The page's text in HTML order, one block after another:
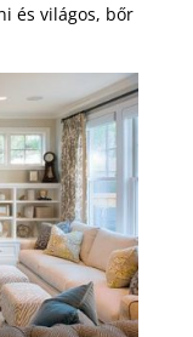
és világos, bőr